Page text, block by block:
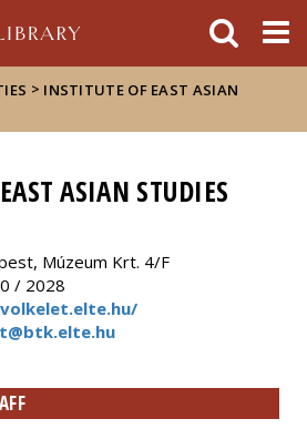
> INSTITUTE OF EAST ASIAN
ASIAN STUDIES
Múzeum Krt. 4/F
/ 2028